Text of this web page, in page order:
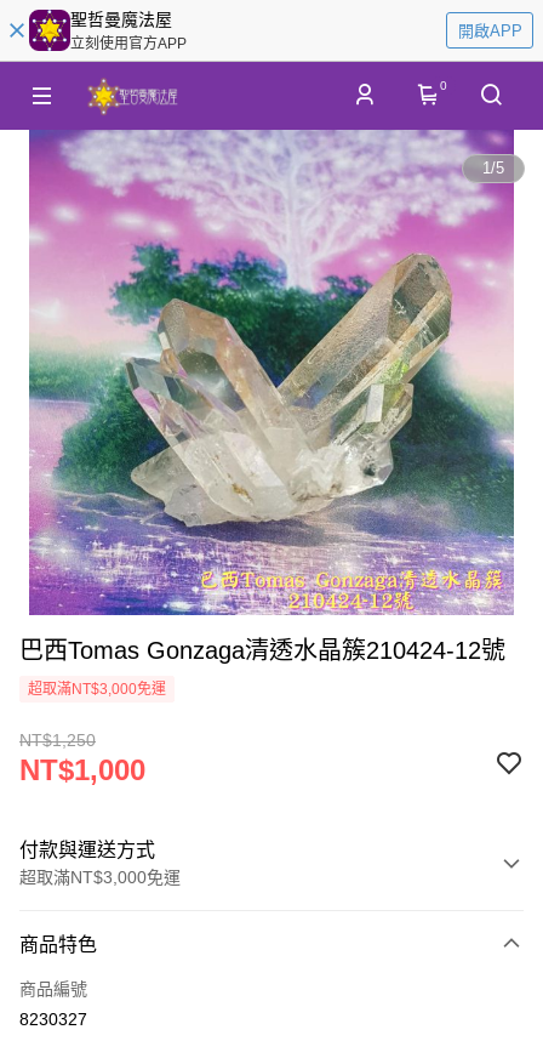
聖哲曼魔法屋
立刻使用官方APP
開啟APP
0
1/5
巴西Tomas Gonzaga清透水晶簇210424-12號
超取滿NT$3,000免運
NT$1,250
NT$1,000
付款與運送方式
超取滿NT$3,000免運
信用卡一次付款
超商取貨付款
商品特色
商品編號
8230327